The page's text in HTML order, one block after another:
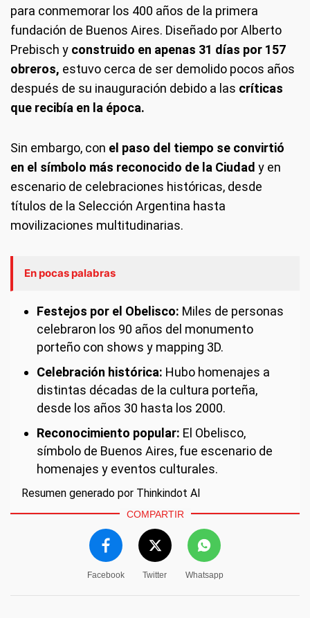
para conmemorar los 400 años de la primera
fundación de Buenos Aires. Diseñado por Alberto
Prebisch y construido en apenas 31 días por 157
obreros, estuvo cerca de ser demolido pocos años
después de su inauguración debido a las críticas
que recibía en la época.
Sin embargo, con el paso del tiempo se convirtió
en el símbolo más reconocido de la Ciudad y en
escenario de celebraciones históricas, desde
títulos de la Selección Argentina hasta
movilizaciones multitudinarias.
En pocas palabras
Festejos por el Obelisco: Miles de personas
celebraron los 90 años del monumento
porteño con shows y mapping 3D.
Celebración histórica: Hubo homenajes a
distintas décadas de la cultura porteña,
desde los años 30 hasta los 2000.
Reconocimiento popular: El Obelisco,
símbolo de Buenos Aires, fue escenario de
homenajes y eventos culturales.
Resumen generado por Thinkindot AI
COMPARTIR
Facebook Twitter Whatsapp